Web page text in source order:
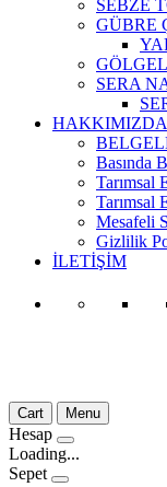
SEBZE
GÜBRE
SERA
HAKKIMIZDA
Basında
Tarımsal
Tarımsal
Mesafeli
Gizlilik
İLETİŞİM
Cart Menu
Hesap
Loading...
Sepet